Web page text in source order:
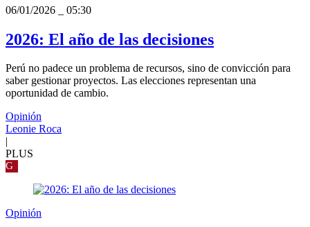
06/01/2026
05:30
2026: El año de las decisiones
Perú no padece un problema de recursos, sino de convicción para
saber gestionar proyectos. Las elecciones representan una
oportunidad de cambio.
Opinión
Leonie Roca
|
PLUS
G
Opinión